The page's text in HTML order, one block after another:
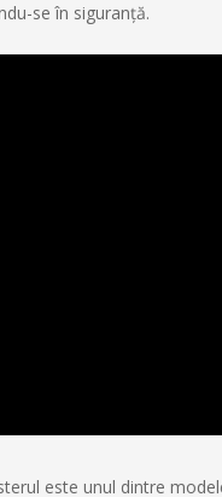
se în siguranță.
este unul dintre